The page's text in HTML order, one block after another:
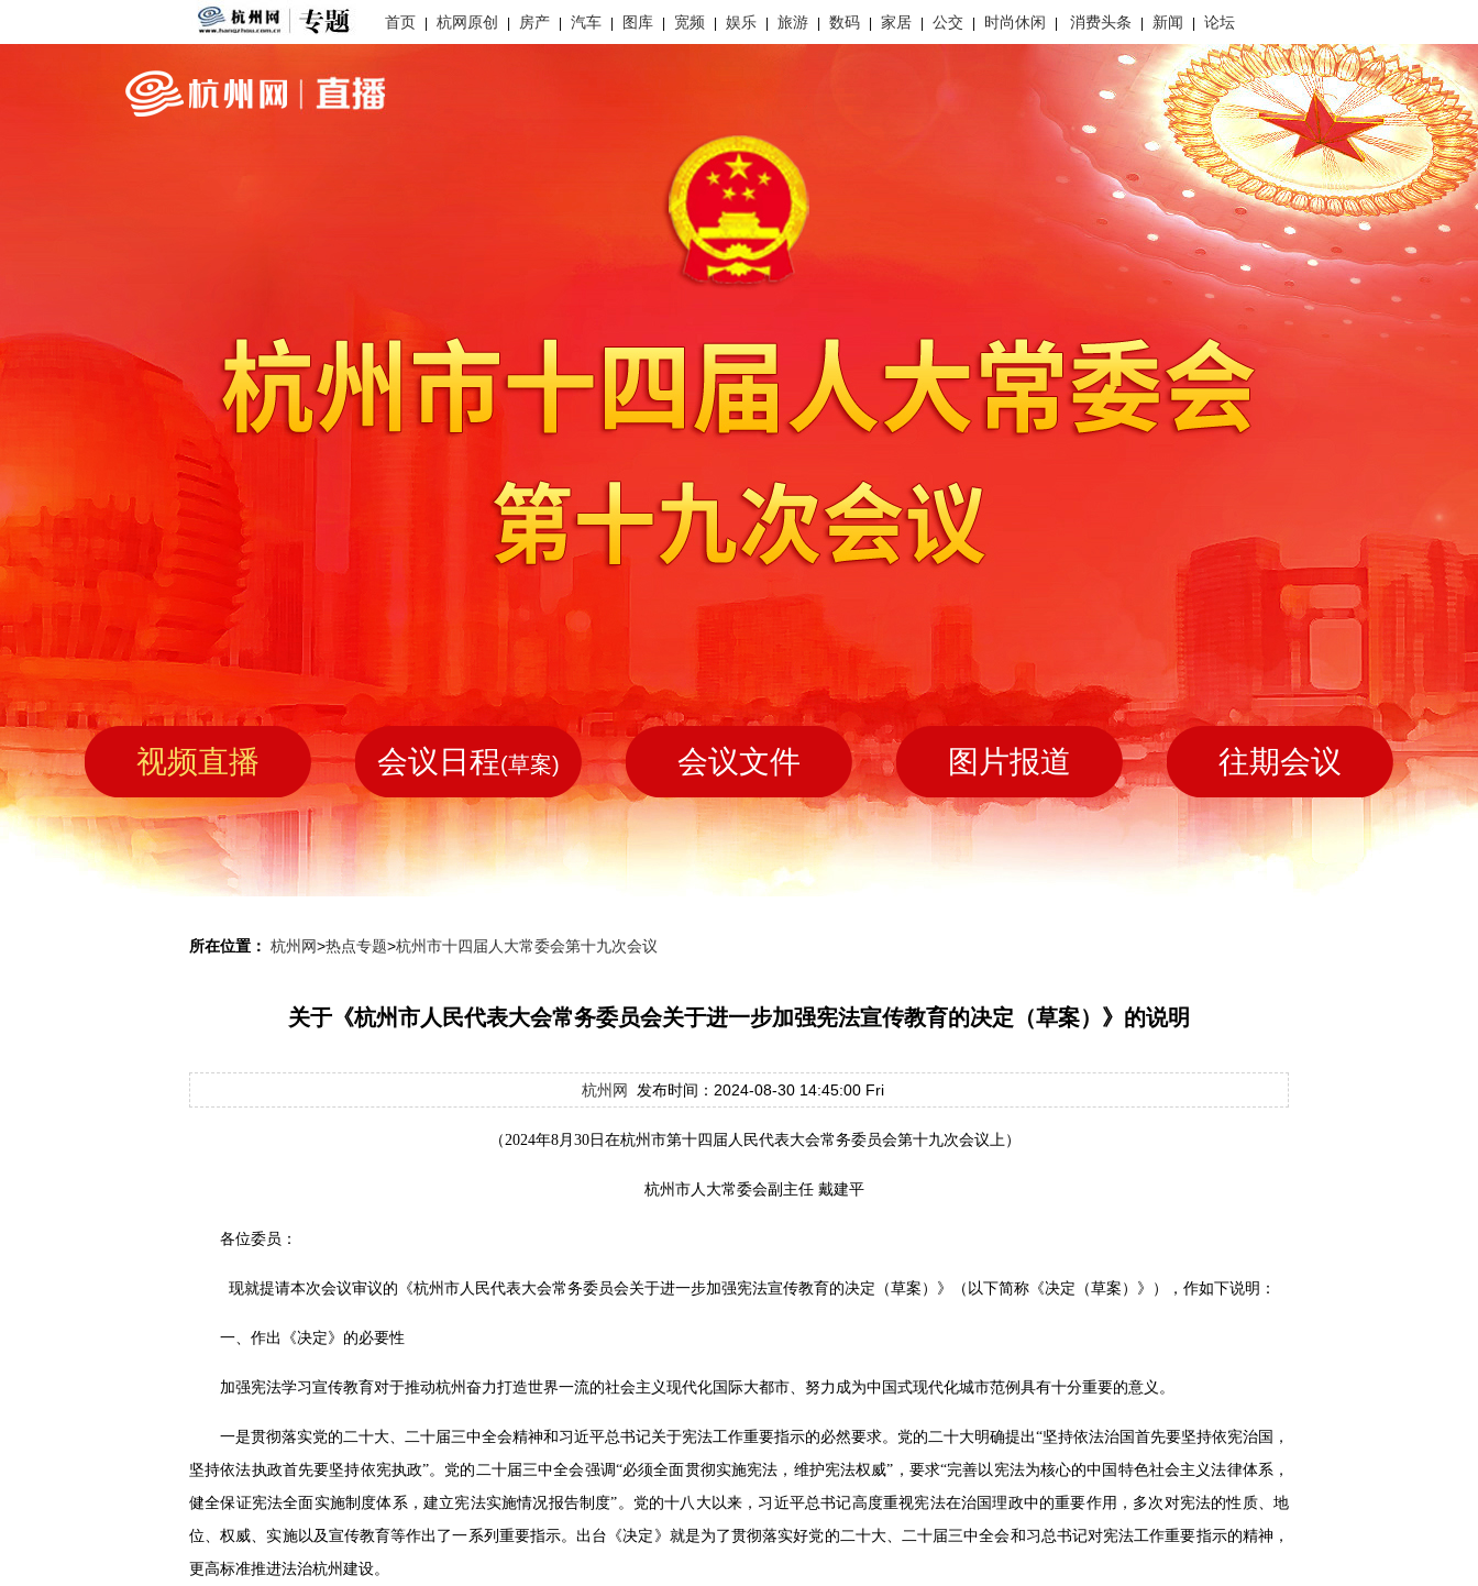
首页 杭网原创 房产 汽车 图库 宽频 娱乐 旅游 数码 家居 公交 时尚休闲 消费头条 新闻 论坛
视频直播 会议日程(草案) 会议文件 图片报道 往期会议
所在位置： 杭州网>热点专题>杭州市十四届人大常委会第十九次会议
关于《杭州市人民代表大会常务委员会关于进一步加强宪法宣传教育的决定（草案）》的说明
杭州网 发布时间：2024-08-30 14:45:00 Fri
（2024年8月30日在杭州市第十四届人民代表大会常务委员会第十九次会议上）
杭州市人大常委会副主任 戴建平
各位委员：
现就提请本次会议审议的《杭州市人民代表大会常务委员会关于进一步加强宪法宣传教育的决定（草案）》（以下简称《决定（草案）》），作如下说明：
一、作出《决定》的必要性
加强宪法学习宣传教育对于推动杭州奋力打造世界一流的社会主义现代化国际大都市、努力成为中国式现代化城市范例具有十分重要的意义。
一是贯彻落实党的二十大、二十届三中全会精神和习近平总书记关于宪法工作重要指示的必然要求。党的二十大明确提出“坚持依法治国首先要坚持依宪治国，
坚持依法执政首先要坚持依宪执政”。党的二十届三中全会强调“必须全面贯彻实施宪法，维护宪法权威”，要求“完善以宪法为核心的中国特色社会主义法律体系，
健全保证宪法全面实施制度体系，建立宪法实施情况报告制度”。党的十八大以来，习近平总书记高度重视宪法在治国理政中的重要作用，多次对宪法的性质、地
位、权威、实施以及宣传教育等作出了一系列重要指示。出台《决定》就是为了贯彻落实好党的二十大、二十届三中全会和习总书记对宪法工作重要指示的精神，
更高标准推进法治杭州建设。